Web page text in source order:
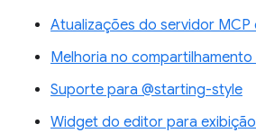
Atualizações do servidor MCP
Melhoria no
Suporte para @starting-style
Widget do editor para